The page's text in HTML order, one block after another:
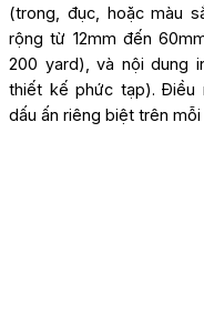
(trong, đục, hoặc màu
rộng từ 12mm đến
200 yard), và nội dung
thiết kế phức tạp). Điều
dấu ấn riêng biệt trên mỗi